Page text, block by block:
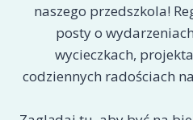
naszego przedszkola!
posty o
wycieczkach,
codziennych radościach